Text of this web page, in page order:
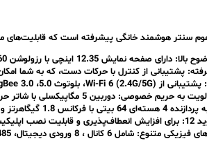
سنتر هوشمند خانگی پیشرفته است که قابلیت‌های
بالا: دارای صفحه نمایش 12.35 اینچی با رزولوشن 2560×1600 پیکسل که تصاویری شفاف و واضح را ارائه می‌دهد.
: پشتیبانی از کنترل با حرکات دست، که به شما
: پشتیبانی از Wi-Fi 6 (2.4G/5G)، بلوتوث 5.0، ZigBee 3.0 و سایر گزینه‌های اتصال.
به حریم خصوصی: دوربین 5 مگاپیکسلی با شاتر حریم خصوصی برای امنیت بیشتر.
گیگاهرتز و 4 گیگابایت رم + 32 گیگابایت حافظه داخلی.
: برای افزایش انعطاف‌پذیری و قابلیت نصب
فیزیکی متنوع: شامل 6 کانال ، 8 ورودی دیجیتال، RS485 و اترنت.